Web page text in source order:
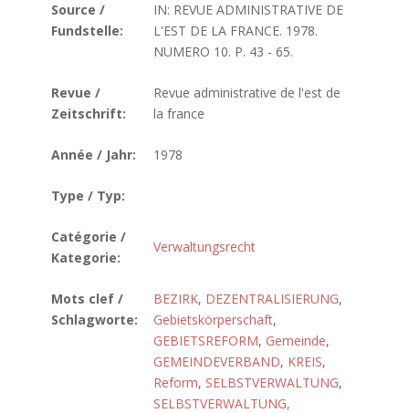
Source /
Fundstelle:
IN: REVUE ADMINISTRATIVE DE
L'EST DE LA FRANCE. 1978.
NUMERO 10. P. 43 - 65.
Revue /
Zeitschrift:
Revue administrative de l'est de
la france
Année / Jahr: 1978
Type / Typ:
Catégorie /
Kategorie:
Verwaltungsrecht
Mots clef /
Schlagworte:
BEZIRK, DEZENTRALISIERUNG,
Gebietskörperschaft,
GEBIETSREFORM, Gemeinde,
GEMEINDEVERBAND, KREIS,
Reform, SELBSTVERWALTUNG,
SELBSTVERWALTUNG,